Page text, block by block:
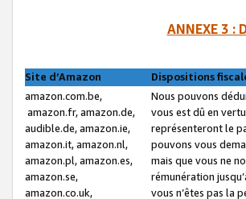
ANNEXE 3 :
Site d’Amazon
Dispositions
amazon.com.be,
amazon.fr, amazon.de,
audible.de, amazon.ie,
amazon.it, amazon.nl,
amazon.pl, amazon.es,
amazon.se,
amazon.co.uk,
Nous pouvons
vous est dû en
représenteront le
pouvons vous
mais que vous ne
rémunération
vous n’êtes pas la